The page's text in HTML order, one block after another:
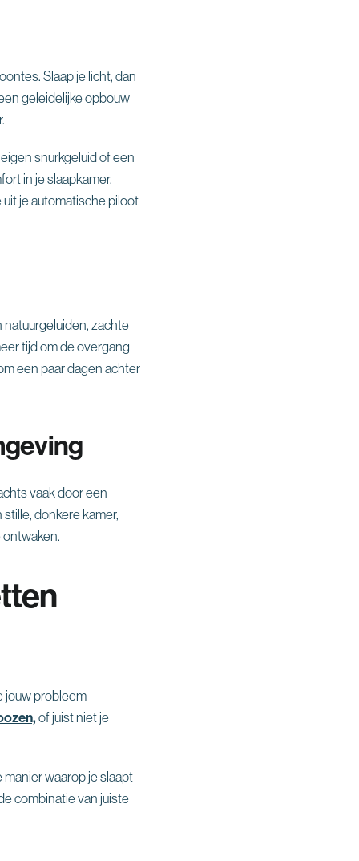
Slaap je licht, dan
geleidelijke opbouw
snurkgeluid of een
in je slaapkamer.
je automatische piloot
natuurgeluiden, zachte
tijd om de overgang
een paar dagen achter
vaak door een
donkere kamer,
jouw probleem
of juist niet je
waarop je slaapt
combinatie van juiste